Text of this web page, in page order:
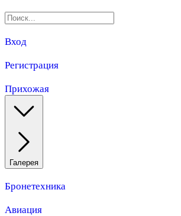
Вход
Регистрация
Прихожая
Галерея
Бронетехника
Авиация